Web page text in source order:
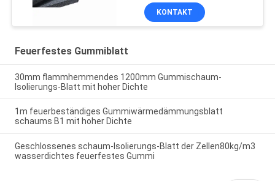
KONTAKT
Feuerfestes Gummiblatt
30mm flammhemmendes 1200mm Gummischaum-
Isolierungs-Blatt mit hoher Dichte
1m feuerbeständiges Gummiwärmedämmungsblatt
schaums B1 mit hoher Dichte
Geschlossenes schaum-Isolierungs-Blatt der Zellen80kg/m3
wasserdichtes feuerfestes Gummi